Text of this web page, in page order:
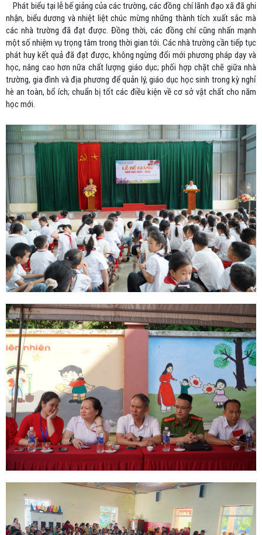
Phát biểu tại lễ bế giảng của các trường, các đồng chí lãnh đạo xã đã ghi
nhận, biểu dương và nhiệt liệt chúc mừng những thành tích xuất sắc mà
các nhà trường đã đạt được. Đồng thời, các đồng chí cũng nhấn mạnh
một số nhiệm vụ trọng tâm trong thời gian tới. Các nhà trường cần tiếp tục
phát huy kết quả đã đạt được, không ngừng đổi mới phương pháp dạy và
học, nâng cao hơn nữa chất lượng giáo dục; phối hợp chặt chẽ giữa nhà
trường, gia đình và địa phương để quản lý, giáo dục học sinh trong kỳ nghỉ
hè an toàn, bổ ích; chuẩn bị tốt các điều kiện về cơ sở vật chất cho năm
học mới.